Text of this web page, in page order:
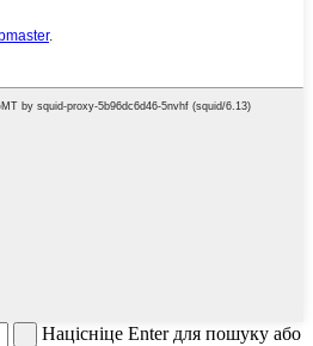
Націсніце Enter для пошуку або